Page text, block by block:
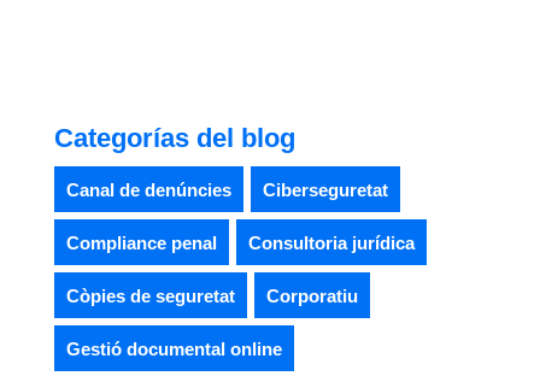
Categorías del blog
Canal de denúncies Ciberseguretat
Compliance penal Consultoria jurídica
Còpies de seguretat Corporatiu
Gestió documental online